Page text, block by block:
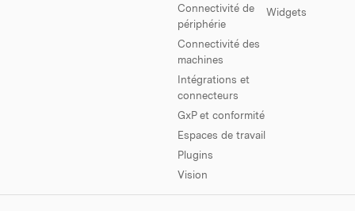
Connectivité de
périphérie
Connectivité des
machines
Intégrations et
connecteurs
GxP et conformité
Espaces de travail
Plugins
Vision
Widgets